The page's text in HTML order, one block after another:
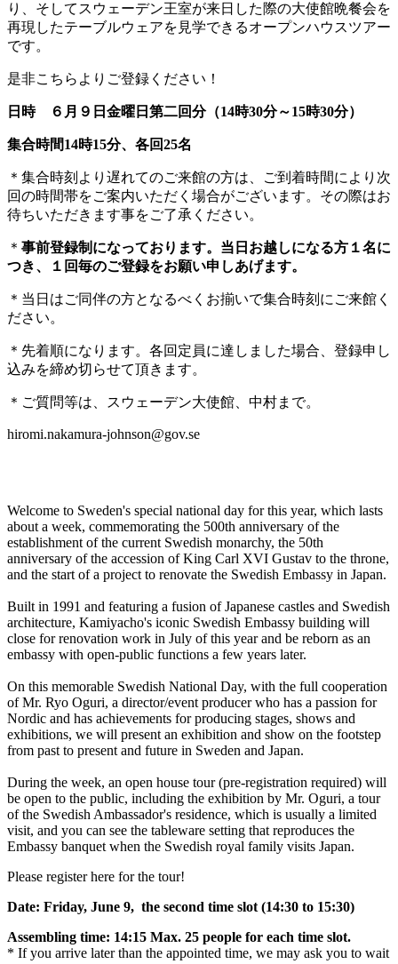
り、そしてスウェーデン王室が来日した際の大使館晩餐会を
再現したテーブルウェアを見学できるオープンハウスツアー
です。
是非こちらよりご登録ください！
日時 ６月９日金曜日第二回分（14時30分～15時30分）
集合時間14時15分、各回25名
＊集合時刻より遅れてのご来館の方は、ご到着時間により次
回の時間帯をご案内いただく場合がございます。その際はお
待ちいただきます事をご了承ください。
＊ 事前登録制になっております。当日お越しになる方１名に
つき、１回毎のご登録をお願い申しあげます。
＊当日はご同伴の方となるべくお揃いで集合時刻にご来館く
ださい。
＊先着順になります。各回定員に達しました場合、登録申し
込みを締め切らせて頂きます。
＊ご質問等は、スウェーデン大使館、中村まで。
hiromi.nakamura-johnson@gov.se
Welcome to Sweden's special national day for this year, which lasts
about a week, commemorating the 500th anniversary of the
establishment of the current Swedish monarchy, the 50th
anniversary of the accession of King Carl XVI Gustav to the throne,
and the start of a project to renovate the Swedish Embassy in Japan.
Built in 1991 and featuring a fusion of Japanese castles and Swedish
architecture, Kamiyacho's iconic Swedish Embassy building will
close for renovation work in July of this year and be reborn as an
embassy with open-public functions a few years later.
On this memorable Swedish National Day, with the full cooperation
of Mr. Ryo Oguri, a director/event producer who has a passion for
Nordic and has achievements for producing stages, shows and
exhibitions, we will present an exhibition and show on the footstep
from past to present and future in Sweden and Japan.
During the week, an open house tour (pre-registration required) will
be open to the public, including the exhibition by Mr. Oguri, a tour
of the Swedish Ambassador's residence, which is usually a limited
visit, and you can see the tableware setting that reproduces the
Embassy banquet when the Swedish royal family visits Japan.
Please register here for the tour!
Date: Friday, June 9, the second time slot (14:30 to 15:30)
Assembling time: 14:15 Max. 25 people for each time slot.
* If you arrive later than the appointed time, we may ask you to wait